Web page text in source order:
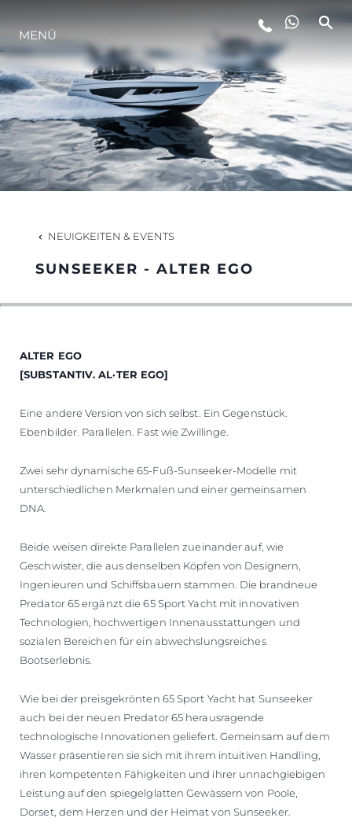
LIFESTYLE
INNOVATION
DIE FIRMA
DAS TEAM
MENÜ
NEUIGKEITEN & EVENTS
SUNSEEKER - ALTER EGO
ALTER EGO
[SUBSTANTIV. AL·TER EGO]
Eine andere Version von sich selbst. Ein Gegenstück.
Ebenbilder. Parallelen. Fast wie Zwillinge.
Zwei sehr dynamische 65-Fuß-Sunseeker-Modelle mit
unterschiedlichen Merkmalen und einer gemeinsamen
DNA.
Beide weisen direkte Parallelen zueinander auf, wie
Geschwister, die aus denselben Köpfen von Designern,
Ingenieuren und Schiffsbauern stammen. Die brandneue
Predator 65 ergänzt die 65 Sport Yacht mit innovativen
Technologien, hochwertigen Innenausstattungen und
sozialen Bereichen für ein abwechslungsreiches
Bootserlebnis.
Wie bei der preisgekrönten 65 Sport Yacht hat Sunseeker
auch bei der neuen Predator 65 herausragende
technologische Innovationen geliefert. Gemeinsam auf dem
Wasser präsentieren sie sich mit ihrem intuitiven Handling,
ihren kompetenten Fähigkeiten und ihrer unnachgiebigen
Leistung auf den spiegelglatten Gewässern von Poole,
Dorset, dem Herzen und der Heimat von Sunseeker.